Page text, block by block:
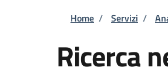
Briciole
Home / Servizi /
Ricerca